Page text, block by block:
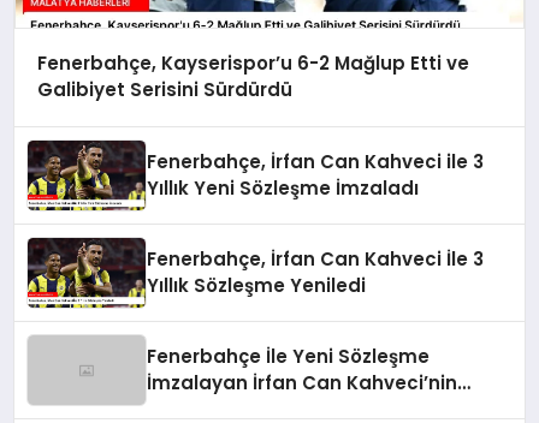
Fenerbahçe, Kayserispor’u 6-2 Mağlup Etti ve
Galibiyet Serisini Sürdürdü
Fenerbahçe, İrfan Can Kahveci ile 3
Yıllık Yeni Sözleşme İmzaladı
Fenerbahçe, İrfan Can Kahveci İle 3
Yıllık Sözleşme Yeniledi
Fenerbahçe İle Yeni Sözleşme
İmzalayan İrfan Can Kahveci’nin